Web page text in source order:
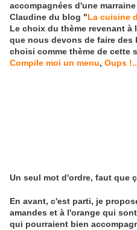
accompagnées d'une
Claudine du blog "La cuisine
Le choix du thème revenant à
que nous devons de faire des
choisi comme thème de cette
Compile moi un menu, Oups
Un seul mot d'ordre, faut que
En avant, c'est parti, je
amandes et à l'orange qui
qui pourraient bien